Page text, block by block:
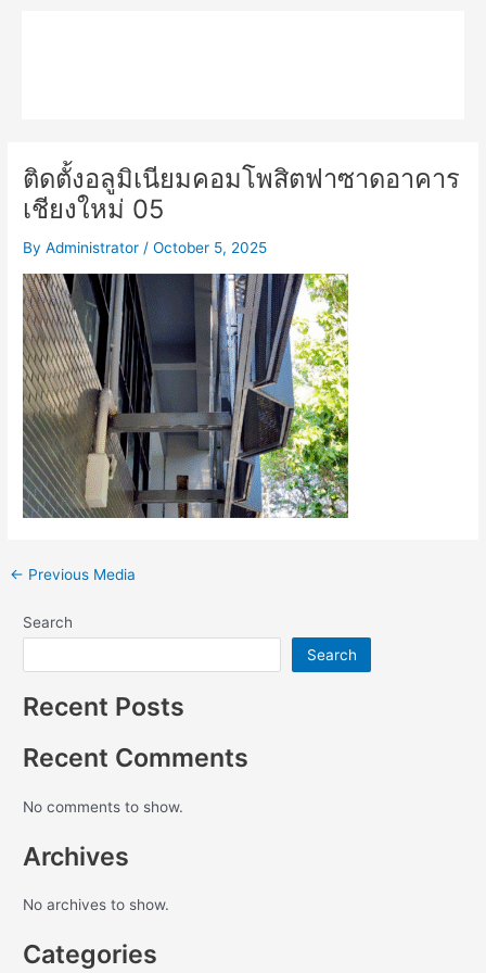
ติดตั้งอลูมิเนียมคอมโพสิตฟาซาดอาคาร
เชียงใหม่ 05
ByAdministrator /October 5, 2025
← Previous Media
Search
Search
Recent Posts
Recent Comments
No comments to show.
Archives
No archives to show.
Categories